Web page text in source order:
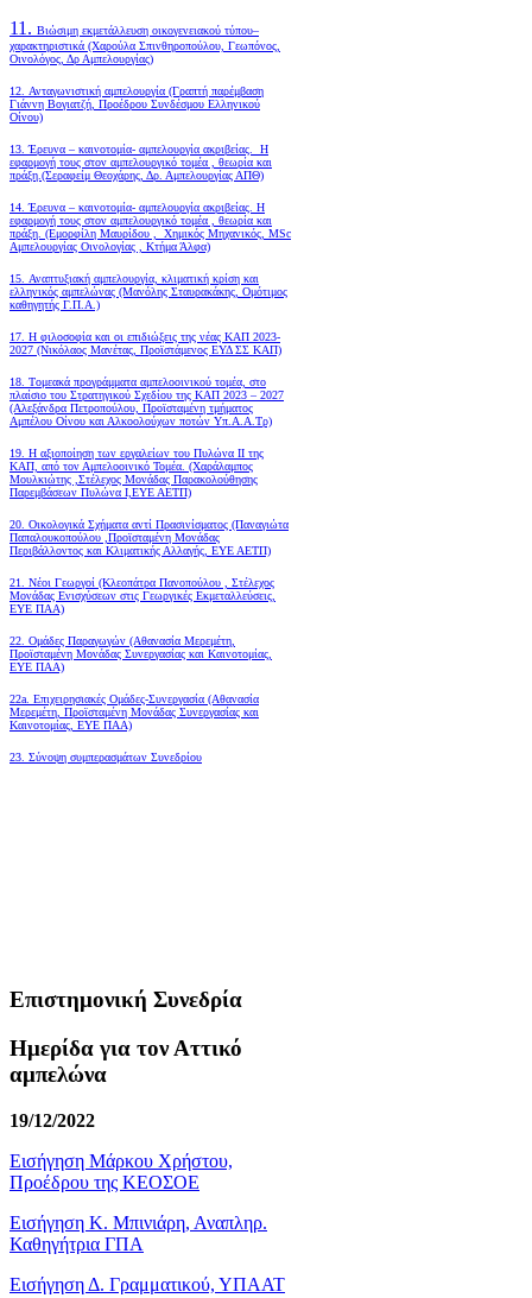
11. Βιώσιμη εκμετάλλευση οικογενειακού τύπου–
χαρακτηριστικά (Χαρούλα Σπινθηροπούλου, Γεωπόνος,
Οινολόγος, Δρ Αμπελουργίας)
12. Ανταγωνιστική αμπελουργία (Γραπτή παρέμβαση
Γιάννη Βογιατζή, Προέδρου Συνδέσμου Ελληνικού
Οίνου)
13. Έρευνα – καινοτομία- αμπελουργία ακριβείας. Η
εφαρμογή τους στον αμπελουργικό τομέα , θεωρία και
πράξη.(Σεραφείμ Θεοχάρης, Δρ. Αμπελουργίας ΑΠΘ)
14. Έρευνα – καινοτομία- αμπελουργία ακριβείας. Η
εφαρμογή τους στον αμπελουργικό τομέα , θεωρία και
πράξη. (Εμορφίλη Μαυρίδου , Χημικός Μηχανικός, MSc
Αμπελουργίας Οινολογίας , Κτήμα Άλφα)
15. Αναπτυξιακή αμπελουργία, κλιματική κρίση και
ελληνικός αμπελώνας (Μανόλης Σταυρακάκης, Ομότιμος
καθηγητής Γ.Π.Α.)
17. Η φιλοσοφία και οι επιδιώξεις της νέας ΚΑΠ 2023-
2027 (Νικόλαος Μανέτας, Προϊστάμενος ΕΥΔ ΣΣ ΚΑΠ)
18. Tομεακά προγράμματα αμπελοοινικού τομέα, στο
πλαίσιο του Στρατηγικού Σχεδίου της ΚΑΠ 2023 – 2027
(Αλεξάνδρα Πετροπούλου, Προϊσταμένη τμήματος
Αμπέλου Οίνου και Αλκοολούχων ποτών Υπ.Α.Α.Τρ)
19. Η αξιοποίηση των εργαλείων του Πυλώνα ΙΙ της
ΚΑΠ, από τον Αμπελοοινικό Τομέα. (Χαράλαμπος
Μουλκιώτης ,Στέλεχος Μονάδας Παρακολούθησης
Παρεμβάσεων Πυλώνα Ι,ΕΥΕ ΑΕΤΠ)
20. Οικολογικά Σχήματα αντί Πρασινίσματος (Παναγιώτα
Παπαλουκοπούλου ,Προϊσταμένη Μονάδας
Περιβάλλοντος και Κλιματικής Αλλαγής, ΕΥΕ ΑΕΤΠ)
21. Νέοι Γεωργοί (Κλεοπάτρα Πανοπούλου , Στέλεχος
Μονάδας Ενισχύσεων στις Γεωργικές Εκμεταλλεύσεις,
ΕΥΕ ΠΑΑ)
22. Ομάδες Παραγωγών (Αθανασία Μερεμέτη,
Προϊσταμένη Μονάδας Συνεργασίας και Καινοτομίας,
ΕΥΕ ΠΑΑ)
22a. Επιχειρησιακές Ομάδες-Συνεργασία (Αθανασία
Μερεμέτη, Προϊσταμένη Μονάδας Συνεργασίας και
Καινοτομίας, ΕΥΕ ΠΑΑ)
23. Σύνοψη συμπερασμάτων Συνεδρίου
Επιστημονική Συνεδρία
Ημερίδα για τον Αττικό
αμπελώνα
19/12/2022
Εισήγηση Μάρκου Χρήστου,
Προέδρου της ΚΕΟΣΟΕ
Εισήγηση Κ. Μπινιάρη, Αναπληρ.
Καθηγήτρια ΓΠΑ
Εισήγηση Δ. Γραμματικού, ΥΠΑΑΤ